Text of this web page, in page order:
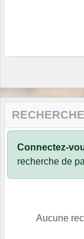
Connectez-
recherche de
Aucune